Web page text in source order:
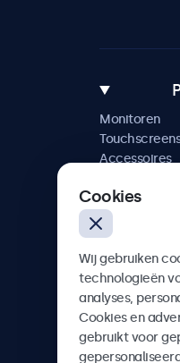
Monitoren
Touchscreens
Accessoires
Cookies
Wij gebruiken
technologieën
analyses,
Cookies en
gebruikt voor